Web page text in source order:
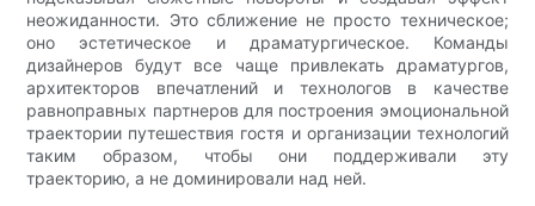
неожиданности. Это сближение не просто техническое;
оно эстетическое и драматургическое. Команды
дизайнеров будут все чаще привлекать драматургов,
архитекторов впечатлений и технологов в качестве
равноправных партнеров для построения эмоциональной
траектории путешествия гостя и организации технологий
таким образом, чтобы они поддерживали эту
траекторию, а не доминировали над ней.